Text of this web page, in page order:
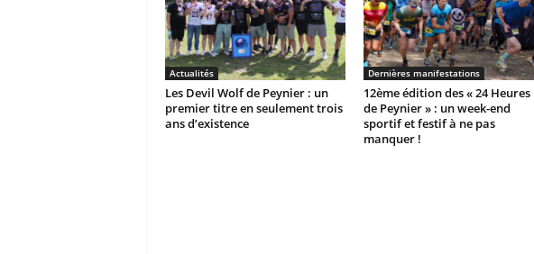
Actualités
Les Devil Wolf de Peynier : un
premier titre en seulement trois
ans d’existence
Dernières manifestations
12ème édition des « 24 Heures
de Peynier » : un week-end
sportif et festif à ne pas
manquer !